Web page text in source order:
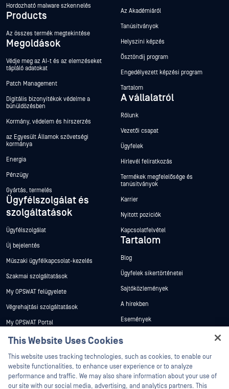
Hordozható malware szkennelés
Products
Az összes termék megtekintése
Megoldások
Védje meg az AI-t és az elemzéseket
tápláló adatokat
Patch Management
Digitális bizonyítékok védelme a
bűnüldözésben
Kormány, védelem és hírszerzés
az Egyesült Államok szövetségi
kormánya
Energia
Pénzügy
Gyártás, termelés
Ügyfélszolgálat és
szolgáltatások
Ügyfélszolgálat
Új bejelentés
Műszaki ügyfélkapcsolat-kezelés
Szakmai szolgáltatások
My OPSWAT felügyelete
Végrehajtási szolgáltatások
My OPSWAT Portal
Műszaki dokumentáció
Képzések
Biztonsági sebezhetőségi program
Partnerek
Az Akadémiáról
Tanúsítványok
Helyszíni képzés
Ösztöndíj program
Engedélyezett képzési program
Tartalom
A vállalatról
Rólunk
Vezetői csapat
Ügyfelek
Hírlevél feliratkozás
Termékek megfelelősége és
tanúsítványok
Karrier
Nyitott pozíciók
Kapcsolatfelvétel
Tartalom
Blog
Ügyfelek sikertörténetei
Sajtóközlemények
A hírekben
Események
Fehér könyvek
This Website Uses Cookies
This website uses tracking technologies, such as cookies, to enable our
website functionalities, to enhance user experience or to analyze
performance and traffic. We may also share information about your use of
our site with our social media, advertising, and analytics partners. This
Hey there!
I'm Ozzy, your OPSWAT virtual assistant.
How can I help you secure what's critical
today?